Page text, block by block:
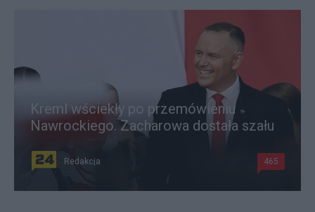
Kreml wściekły po przemówieniu
Nawrockiego. Zacharowa dostała szału
Redakcja 465